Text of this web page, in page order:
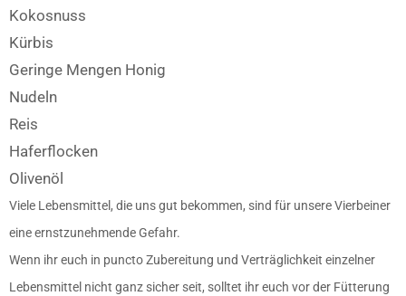
Kokosnuss
Kürbis
Geringe Mengen Honig
Nudeln
Reis
Haferflocken
Olivenöl
Viele Lebensmittel, die uns gut bekommen, sind für unsere Vierbeiner
eine ernstzunehmende Gefahr.
Wenn ihr euch in puncto Zubereitung und Verträglichkeit einzelner
Lebensmittel nicht ganz sicher seit, solltet ihr euch vor der Fütterung